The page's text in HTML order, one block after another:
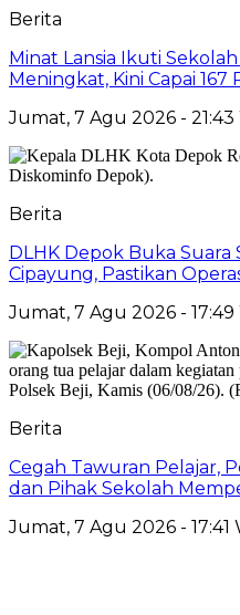
Berita
Minat Lansia Ikuti
Meningkat, Kini Capai 167
Jumat, 7 Agu 2026 - 21:43
Berita
DLHK Depok Buka
Cipayung, Pastikan
Jumat, 7 Agu 2026 - 17:49
Berita
Cegah Tawuran Pelajar,
dan Pihak Sekolah
Jumat, 7 Agu 2026 - 17:41